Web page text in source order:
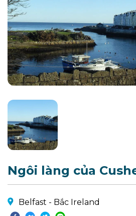
Ngôi làng của
Belfast - Bắc Ireland